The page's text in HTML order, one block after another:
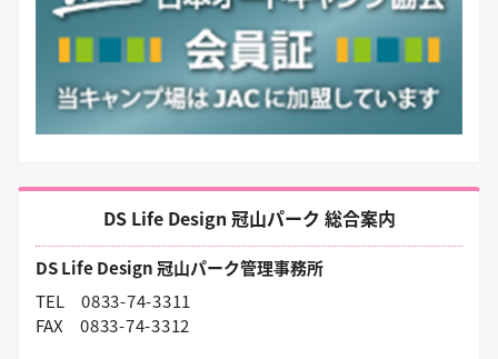
DS Life Design 冠山パーク 総合案内
DS Life Design 冠山パーク管理事務所
TEL 0833-74-3311
FAX 0833-74-3312